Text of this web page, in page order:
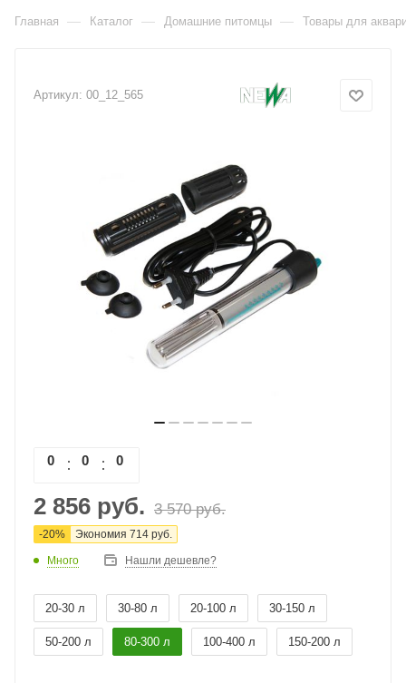
Главная — Каталог — Домашние питомцы — Товары для
Артикул: 00_12_565
0 0 0
2 856 руб. 3 570руб.
-20% Экономия 714 руб.
Много Нашли дешевле?
20-30 л 30-80 л 20-100 л 30-150 л
50-200 л 80-300 л 100-400 л 150-200 л